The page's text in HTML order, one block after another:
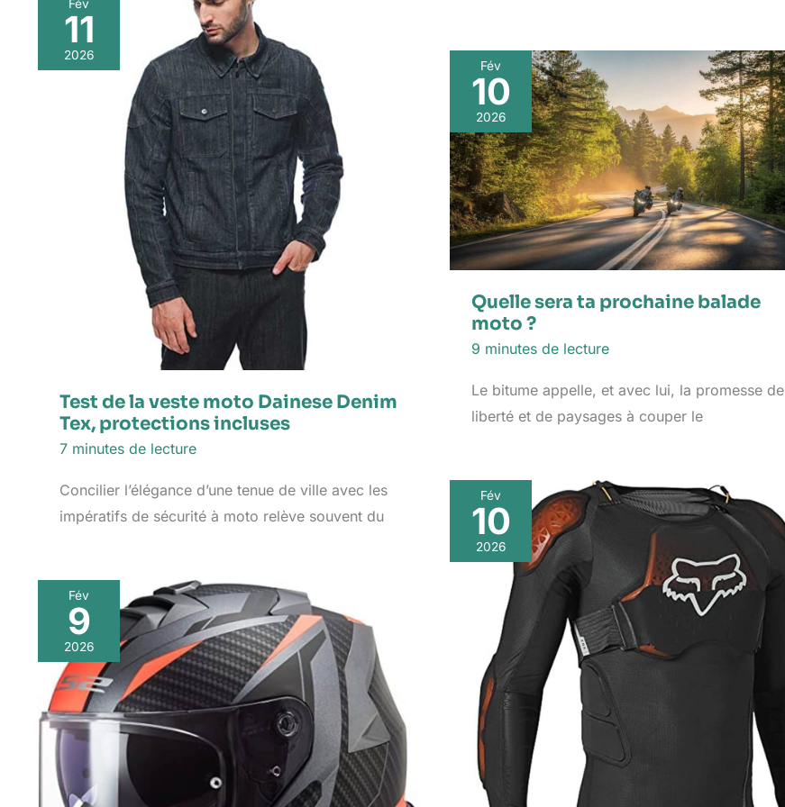
Fév
11
2026
Test de la veste moto Dainese Denim
Tex, protections incluses
7 minutes de lecture
Concilier l’élégance d’une tenue de ville avec les
impératifs de sécurité à moto relève souvent du
Fév
10
2026
Quelle sera ta prochaine balade
moto ?
9 minutes de lecture
Le bitume appelle, et avec lui, la promesse de
liberté et de paysages à couper le
Fév
10
2026
Fév
9
2026